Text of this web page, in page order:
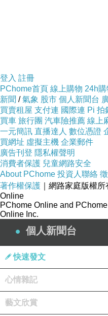
登入 註冊
PChome首頁 線上購物 24h購
新聞 /氣象 股市 個人新聞台
買賣租屋 支付連 國際連 Pi 拍
買車 旅行團 汽車險推薦 線上
一元簡訊 直播達人 數位憑證
買網址 虛擬主機 企業郵件
廣告刊登 隱私權聲明
消費者保護 兒童網路安全
About PChome 投資人聯絡
著作權保護 ｜網路家庭版權
Online
PChome Online and
Online Inc.
個人新聞台
快速發文
心情雜記
藝文欣賞